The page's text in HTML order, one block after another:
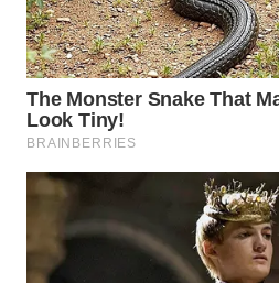
Trocar o dente de alho a